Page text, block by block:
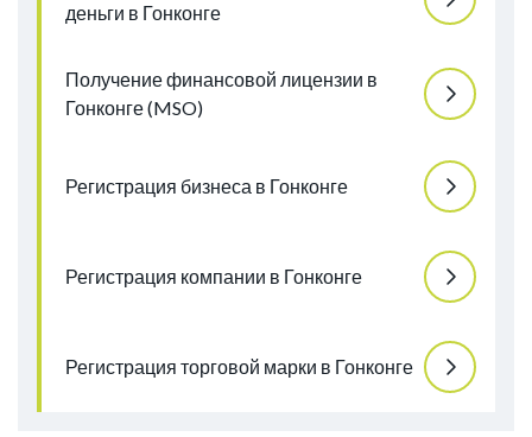
деньги в Гонконге
Получение финансовой лицензии в
Гонконге (MSO)
Регистрация бизнеса в Гонконге
Регистрация компании в Гонконге
Регистрация торговой марки в Гонконге